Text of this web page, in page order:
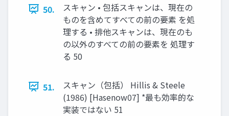
50.
スキャン • 包括スキャンは、現在の
ものを含めてすべての前の要素 を処
理する • 排他スキャンは、現在のも
の以外のすべての前の要素を 処理す
る 50
51.
スキャン（包括） Hillis & Steele
(1986) [Hasenow07] *最も効率的な
実装ではない 51